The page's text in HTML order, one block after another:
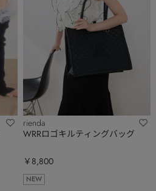
rienda
WRRロゴキルティングバッグ
￥8,800
NEW